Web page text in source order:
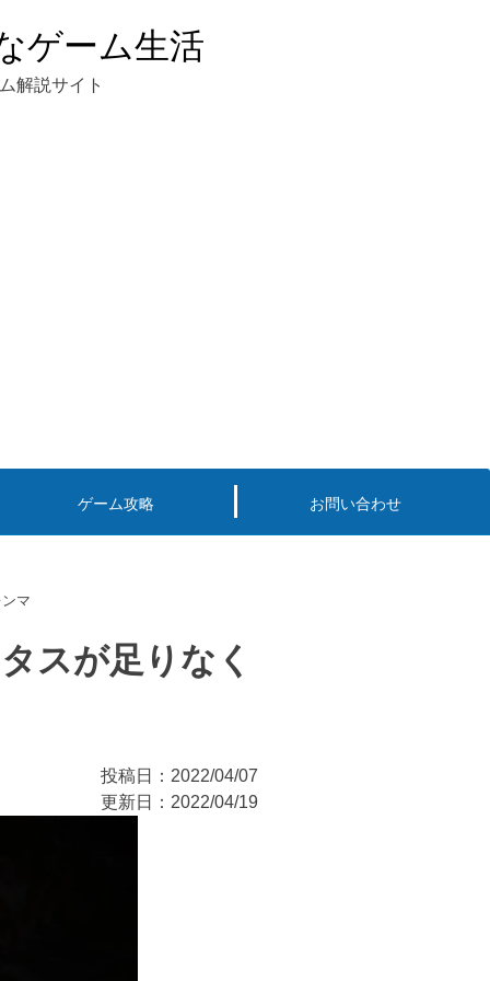
ゲーム生活
解説サイト
ゲーム攻略 お問い合わせ
マ
スが足りなく
投稿日：2022/04/07
更新日：2022/04/19